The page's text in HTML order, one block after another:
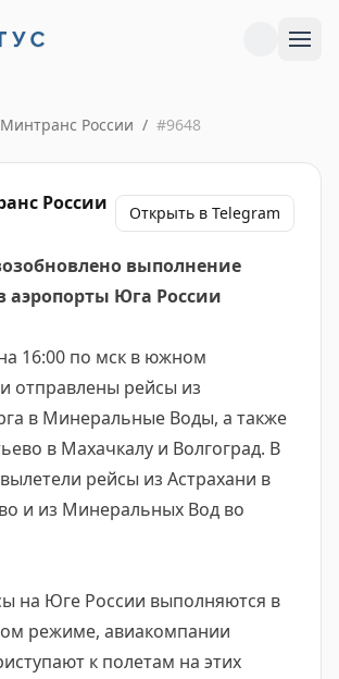
Минтранс России / #9648
России Открыть в Telegram
выполнение
аэропорты Юга России
16:00 по мск в южном
отправлены рейсы из
в Минеральные Воды, а также
в Махачкалу и Волгоград. В
рейсы из Астрахани в
и из Минеральных Вод во
на Юге России выполняются в
режиме, авиакомпании
к полетам на этих